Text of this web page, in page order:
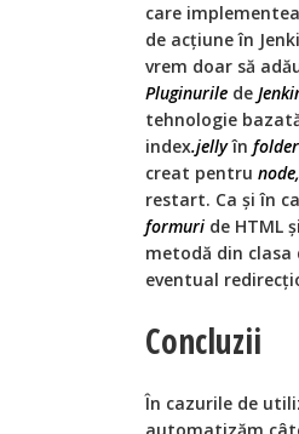
care
de acțiune în
vrem doar să
Pluginurile de
tehnologie
index.jellyîn
creat pentru node,
restart. Ca și în
formuri de HTML
metodă din clasa
eventual
Concluzii
În cazurile de
automatizăm